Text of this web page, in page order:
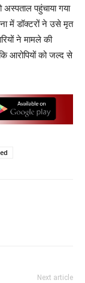
पहुंचाया गया
में डॉक्टरों ने उसे मृत
ने मामले की
आरोपियों को जल्द से
Next article